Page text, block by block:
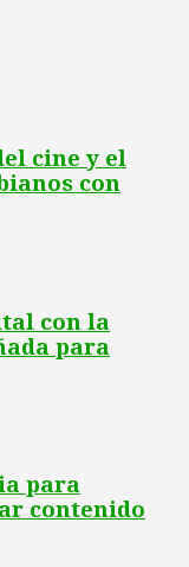
cine y el
con
con la
para
para
contenido